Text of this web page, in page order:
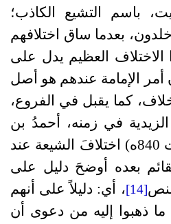
باسم التشيع الكاذب؛
بعدما ساق اختلافهم
الاختلاف العظيم يدل على
أمر الإمامة عندهم هو أصل
كما يقبل في الفروع،
في زمنه، أحمدُ بن
) اختلافَ الشيعة عند
بعده أوضحَ دليل على
[14]
، أي: دليلاً على أنهم
ذهبوا إليه من دعوى أن